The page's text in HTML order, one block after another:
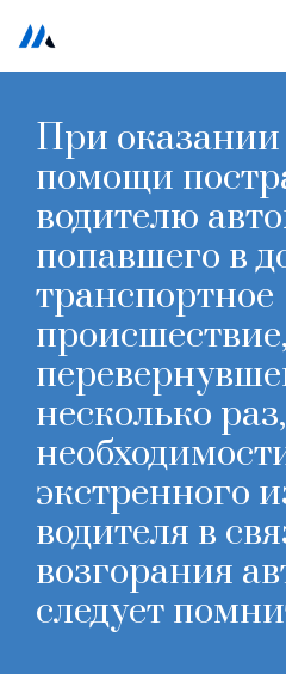
Перейти
содержимому
При оказании
помощи
водителю
попавшего в
транспортное
происшествие,
несколько
экстренного
водителя в
возгорания
следует